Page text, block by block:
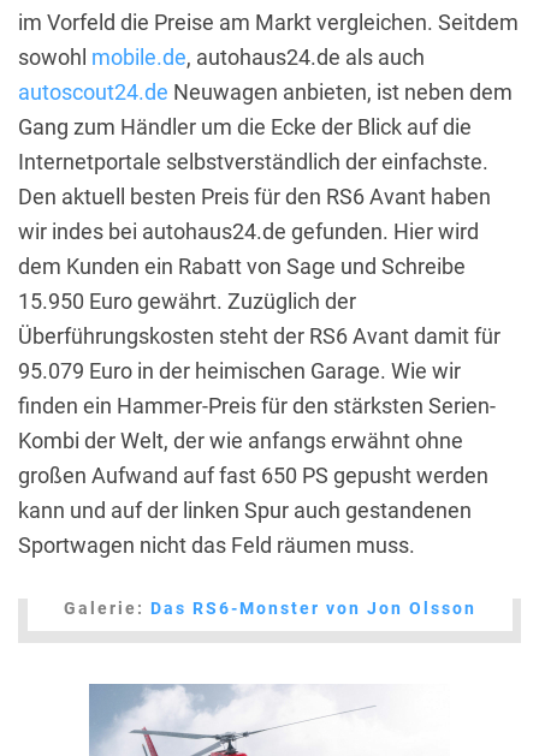
im Vorfeld die Preise am Markt vergleichen. Seitdem
sowohl mobile.de, autohaus24.de als auch
autoscout24.de Neuwagen anbieten, ist neben dem
Gang zum Händler um die Ecke der Blick auf die
Internetportale selbstverständlich der einfachste.
Den aktuell besten Preis für den RS6 Avant haben
wir indes bei autohaus24.de gefunden. Hier wird
dem Kunden ein Rabatt von Sage und Schreibe
15.950 Euro gewährt. Zuzüglich der
Überführungskosten steht der RS6 Avant damit für
95.079 Euro in der heimischen Garage. Wie wir
finden ein Hammer-Preis für den stärksten Serien-
Kombi der Welt, der wie anfangs erwähnt ohne
großen Aufwand auf fast 650 PS gepusht werden
kann und auf der linken Spur auch gestandenen
Sportwagen nicht das Feld räumen muss.
Galerie: Das RS6-Monster von Jon Olsson